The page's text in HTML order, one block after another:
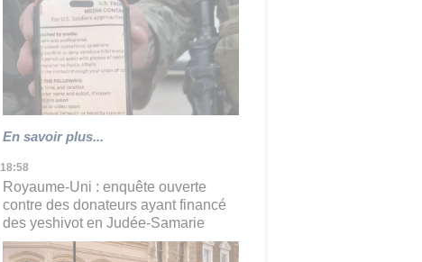
En savoir plus...
18:58
Royaume-Uni : enquête ouverte
contre des donateurs ayant financé
des yeshivot en Judée-Samarie